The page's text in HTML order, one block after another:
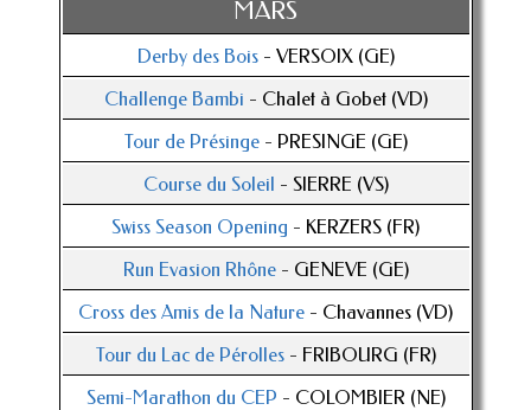
MARS
Derby des Bois- VERSOIX (GE)
Challenge Bambi - Chalet à Gobet (VD)
Tour de Présinge - PRESINGE (GE)
Course du Soleil - SIERRE (VS)
Swiss Season Opening - KERZERS (FR)
Run Evasion Rhône- GENEVE (GE)
Cross des Amis de la Nature - Chavannes (VD)
Tour du Lac de Pérolles- FRIBOURG (FR)
Semi-Marathon du CEP - COLOMBIER (NE)